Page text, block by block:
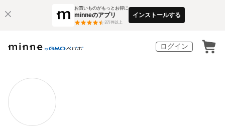
お買いものがもっとお得に
minneのアプリ
3万件以上
インストールする
ログイン